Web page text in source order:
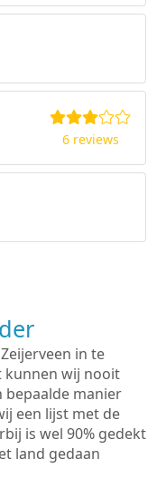
6 reviews
in te
kunnen wij nooit
bepaalde manier
een lijst met de
is wel 90% gedekt
land gedaan